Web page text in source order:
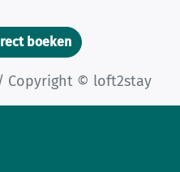
boeken
Copyright © loft2stay